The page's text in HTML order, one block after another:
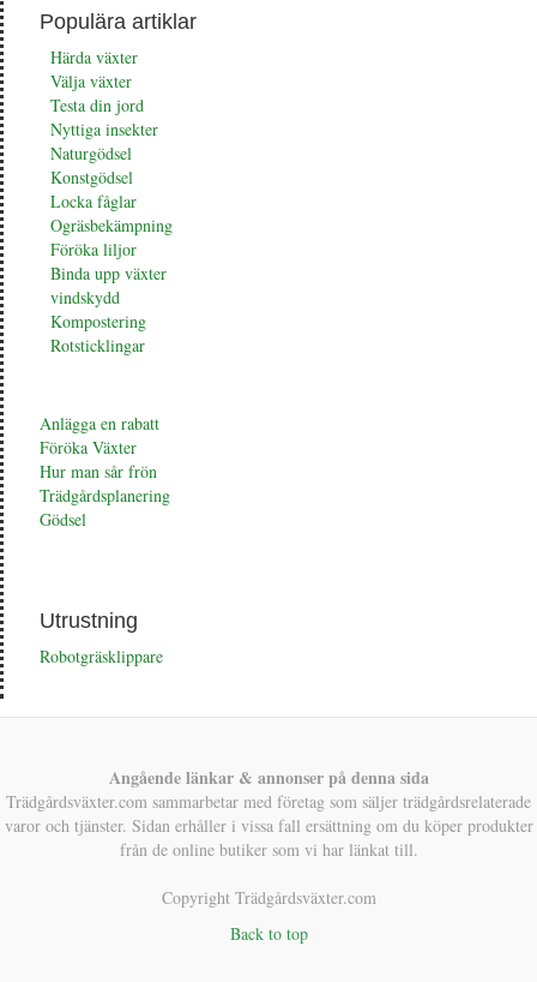
Populära artiklar
Härda växter
Välja växter
Testa din jord
Nyttiga insekter
Naturgödsel
Konstgödsel
Locka fåglar
Ogräsbekämpning
Föröka liljor
Binda upp växter
vindskydd
Kompostering
Rotsticklingar
Anlägga en rabatt
Föröka Växter
Hur man sår frön
Trädgårdsplanering
Gödsel
Utrustning
Robotgräsklippare
Angående länkar & annonser på denna sida
Trädgårdsväxter.com sammarbetar med företag som säljer trädgårdsrelaterade
varor och tjänster. Sidan erhåller i vissa fall ersättning om du köper produkter
från de online butiker som vi har länkat till.
Copyright Trädgårdsväxter.com
Back to top